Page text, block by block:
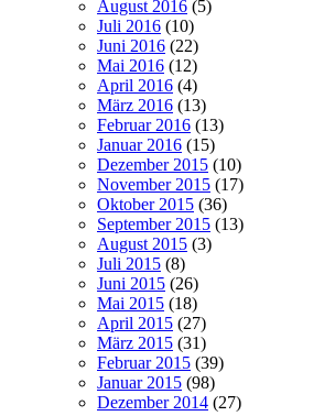
August 2016 (5)
Juli 2016 (10)
Juni 2016 (22)
Mai 2016 (12)
April 2016 (4)
März 2016 (13)
Februar 2016 (13)
Januar 2016 (15)
Dezember 2015 (10)
November 2015 (17)
Oktober 2015 (36)
September 2015 (13)
August 2015 (3)
Juli 2015 (8)
Juni 2015 (26)
Mai 2015 (18)
April 2015 (27)
März 2015 (31)
Februar 2015 (39)
Januar 2015 (98)
Dezember 2014 (27)